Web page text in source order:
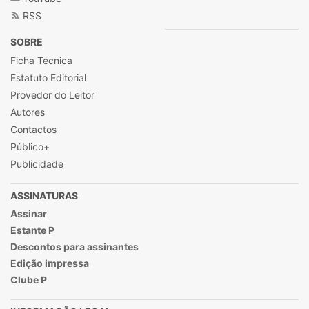
RSS
SOBRE
Ficha Técnica
Estatuto Editorial
Provedor do Leitor
Autores
Contactos
Público+
Publicidade
ASSINATURAS
Assinar
Estante P
Descontos para assinantes
Edição impressa
Clube P